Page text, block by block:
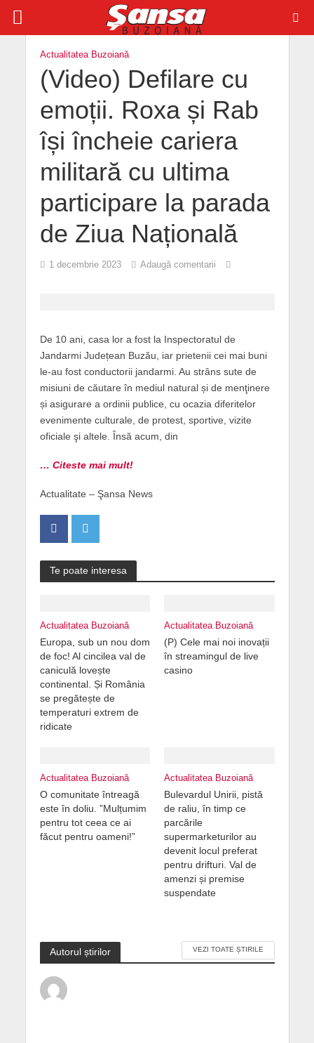
Actualitatea Buzoiană
(Video) Defilare cu
emoții. Roxa și Rab
își încheie cariera
militară cu ultima
participare la parada
de Ziua Națională
1 decembrie 2023 Adaugă comentarii
De 10 ani, casa lor a fost la Inspectoratul de
Jandarmi Județean Buzău, iar prietenii cei mai buni
le-au fost conductorii jandarmi. Au strâns sute de
misiuni de căutare în mediul natural și de menţinere
și asigurare a ordinii publice, cu ocazia diferitelor
evenimente culturale, de protest, sportive, vizite
oficiale şi altele. Însă acum, din
… Citeste mai mult!
Actualitate – Şansa News
Te poate interesa
Actualitatea Buzoiană
Europa, sub un nou dom
de foc! Al cincilea val de
caniculă lovește
continental. Și România
se pregătește de
temperaturi extrem de
ridicate
Actualitatea Buzoiană
(P) Cele mai noi inovații
în streamingul de live
casino
Actualitatea Buzoiană
O comunitate întreagă
este în doliu. ”Mulțumim
pentru tot ceea ce ai
făcut pentru oameni!”
Actualitatea Buzoiană
Bulevardul Unirii, pistă
de raliu, în timp ce
parcările
supermarketurilor au
devenit locul preferat
pentru drifturi. Val de
amenzi și premise
suspendate
Autorul știrilor VEZI TOATE ȘTIRILE